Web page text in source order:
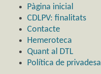
Pàgina inicial
CDLPV: finalitats
Contacte
Hemeroteca
Quant al DTL
Política de privadesa